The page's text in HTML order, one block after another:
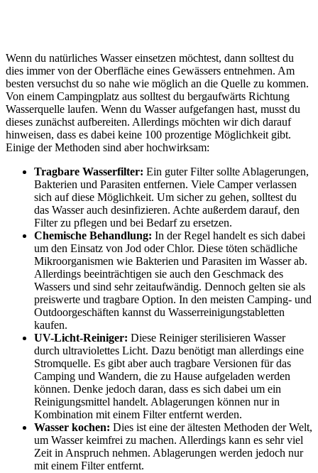
Wenn du natürliches Wasser einsetzen möchtest, dann solltest du
dies immer von der Oberfläche eines Gewässers entnehmen. Am
besten versuchst du so nahe wie möglich an die Quelle zu kommen.
Von einem Campingplatz aus solltest du bergaufwärts Richtung
Wasserquelle laufen. Wenn du Wasser aufgefangen hast, musst du
dieses zunächst aufbereiten. Allerdings möchten wir dich darauf
hinweisen, dass es dabei keine 100 prozentige Möglichkeit gibt.
Einige der Methoden sind aber hochwirksam:
Tragbare Wasserfilter: Ein guter Filter sollte Ablagerungen,
Bakterien und Parasiten entfernen. Viele Camper verlassen
sich auf diese Möglichkeit. Um sicher zu gehen, solltest du
das Wasser auch desinfizieren. Achte außerdem darauf, den
Filter zu pflegen und bei Bedarf zu ersetzen.
Chemische Behandlung: In der Regel handelt es sich dabei
um den Einsatz von Jod oder Chlor. Diese töten schädliche
Mikroorganismen wie Bakterien und Parasiten im Wasser ab.
Allerdings beeinträchtigen sie auch den Geschmack des
Wassers und sind sehr zeitaufwändig. Dennoch gelten sie als
preiswerte und tragbare Option. In den meisten Camping- und
Outdoorgeschäften kannst du Wasserreinigungstabletten
kaufen.
UV-Licht-Reiniger: Diese Reiniger sterilisieren Wasser
durch ultraviolettes Licht. Dazu benötigt man allerdings eine
Stromquelle. Es gibt aber auch tragbare Versionen für das
Camping und Wandern, die zu Hause aufgeladen werden
können. Denke jedoch daran, dass es sich dabei um ein
Reinigungsmittel handelt. Ablagerungen können nur in
Kombination mit einem Filter entfernt werden.
Wasser kochen: Dies ist eine der ältesten Methoden der Welt,
um Wasser keimfrei zu machen. Allerdings kann es sehr viel
Zeit in Anspruch nehmen. Ablagerungen werden jedoch nur
mit einem Filter entfernt.